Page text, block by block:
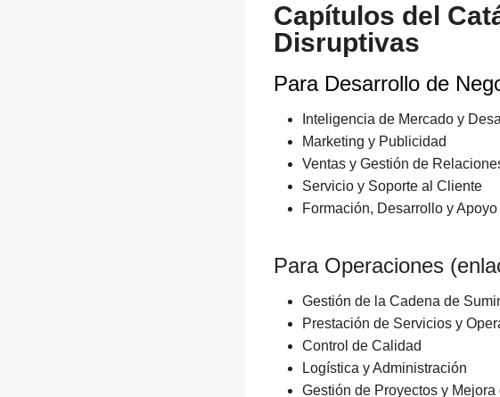
Capítulos del
Disruptivas
Para Desarrollo de
Inteligencia de Mercado y
Marketing y Publicidad
Ventas y Gestión de
Servicio y Soporte al Cliente
Formación, Desarrollo y
Para Operaciones (
Gestión de la Cadena de
Prestación de Servicios y
Control de Calidad
Logística y Administración
Gestión de Proyectos y Mejora